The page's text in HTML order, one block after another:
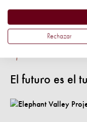
una
nuevas
futuro", dice la
El futuro es el
Rechazar